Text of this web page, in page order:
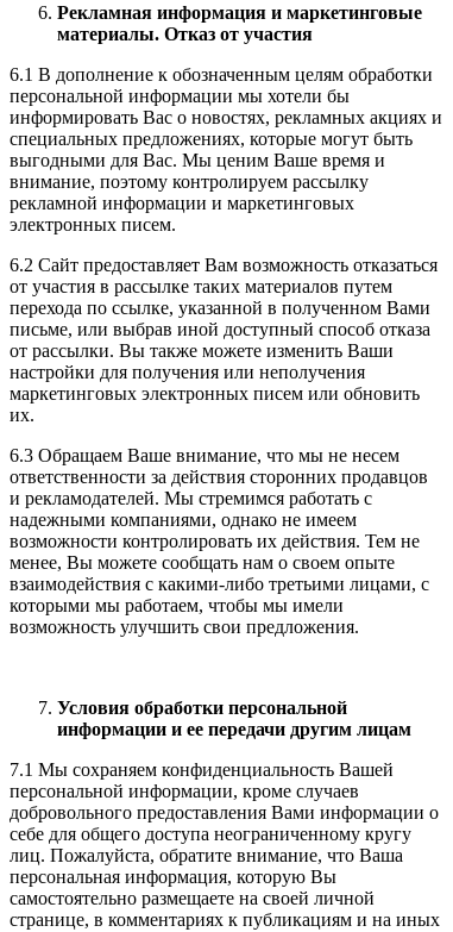
Рекламная информация и маркетинговые
материалы. Отказ от участия
6.1 В дополнение к обозначенным целям обработки
персональной информации мы хотели бы
информировать Вас о новостях, рекламных акциях и
специальных предложениях, которые могут быть
выгодными для Вас. Мы ценим Ваше время и
внимание, поэтому контролируем рассылку
рекламной информации и маркетинговых
электронных писем.
6.2 Сайт предоставляет Вам возможность отказаться
от участия в рассылке таких материалов путем
перехода по ссылке, указанной в полученном Вами
письме, или выбрав иной доступный способ отказа
от рассылки. Вы также можете изменить Ваши
настройки для получения или неполучения
маркетинговых электронных писем или обновить
их.
6.3 Обращаем Ваше внимание, что мы не несем
ответственности за действия сторонних продавцов
и рекламодателей. Мы стремимся работать с
надежными компаниями, однако не имеем
возможности контролировать их действия. Тем не
менее, Вы можете сообщать нам о своем опыте
взаимодействия с какими-либо третьими лицами, с
которыми мы работаем, чтобы мы имели
возможность улучшить свои предложения.
Условия обработки персональной
информации и ее передачи другим лицам
7.1 Мы сохраняем конфиденциальность Вашей
персональной информации, кроме случаев
добровольного предоставления Вами информации о
себе для общего доступа неограниченному кругу
лиц. Пожалуйста, обратите внимание, что Ваша
персональная информация, которую Вы
самостоятельно размещаете на своей личной
странице, в комментариях к публикациям и на иных